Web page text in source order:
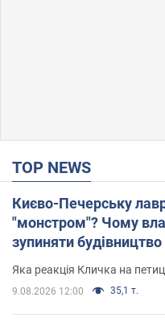
TOP NEWS
Києво-Печерську
"монстром"? Чому
зупиняти
вірянина"
Яка реакція Кличка на
9.08.2026 12:00 35,1 т.